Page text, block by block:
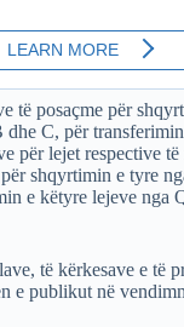
të posaçme për
C, për
për lejet respective
shqyrtimin e tyre
e këtyre lejeve
të kërkesave e të
e publikut në